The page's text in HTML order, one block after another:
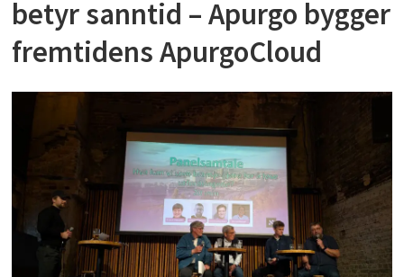
betyr sanntid – Apurgo bygger
fremtidens ApurgoCloud